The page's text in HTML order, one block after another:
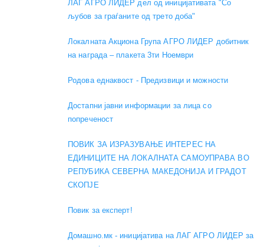
ЛАГ АГРО ЛИДЕР дел од иницијативата "Со
љубов за граѓаните од трето доба"
Локалната Акциона Група АГРО ЛИДЕР добитник
на награда – плакета 3ти Ноември
Родова еднаквост - Предизвици и можности
Достапни јавни информации за лица со
попреченост
ПОВИК ЗА ИЗРАЗУВАЊЕ ИНТЕРЕС НА
ЕДИНИЦИТЕ НА ЛОКАЛНАТА САМОУПРАВА ВО
РЕПУБИКА СЕВЕРНА МАКЕДОНИЈА И ГРАДОТ
СКОПЈЕ
Повик за експерт!
Домашно.мк - иницијатива на ЛАГ АГРО ЛИДЕР за